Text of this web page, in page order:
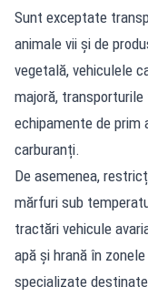
Sunt exceptate
animale vii şi de
vegetală, vehiculele
majoră,
echipamente de prim
carburanți.
De asemenea,
mărfuri sub
tractări vehicule
apă și hrană în
specializate